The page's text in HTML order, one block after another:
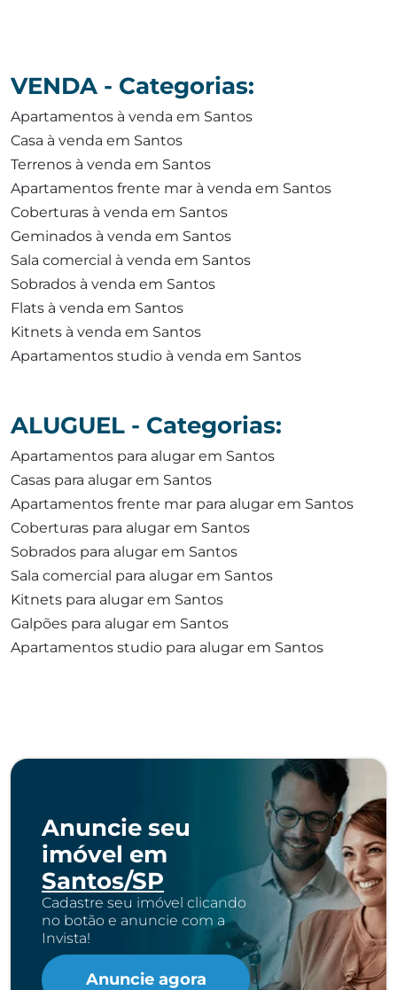
VENDA - Categorias:
Apartamentos à venda em Santos
Casa à venda em Santos
Terrenos à venda em Santos
Apartamentos frente mar à venda em Santos
Coberturas à venda em Santos
Geminados à venda em Santos
Sala comercial à venda em Santos
Sobrados à venda em Santos
Flats à venda em Santos
Kitnets à venda em Santos
Apartamentos studio à venda em Santos
ALUGUEL - Categorias:
Apartamentos para alugar em Santos
Casas para alugar em Santos
Apartamentos frente mar para alugar em Santos
Coberturas para alugar em Santos
Sobrados para alugar em Santos
Sala comercial para alugar em Santos
Kitnets para alugar em Santos
Galpões para alugar em Santos
Apartamentos studio para alugar em Santos
Anuncie seu
imóvel em
Santos/SP
Cadastre seu imóvel clicando
no botão e anuncie com a
Invista!
Anuncie agora